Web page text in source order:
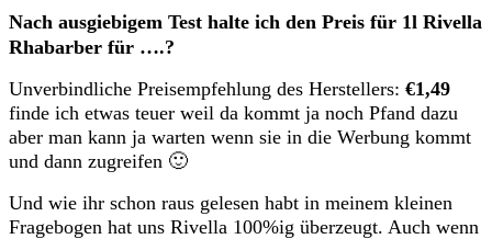
Nach ausgiebigem Test halte ich den Preis für 1l Rivella
Rhabarber für ….?
Unverbindliche Preisempfehlung des Herstellers: €1,49
finde ich etwas teuer weil da kommt ja noch Pfand dazu
aber man kann ja warten wenn sie in die Werbung kommt
und dann zugreifen 🙂
Und wie ihr schon raus gelesen habt in meinem kleinen
Fragebogen hat uns Rivella 100%ig überzeugt. Auch wenn